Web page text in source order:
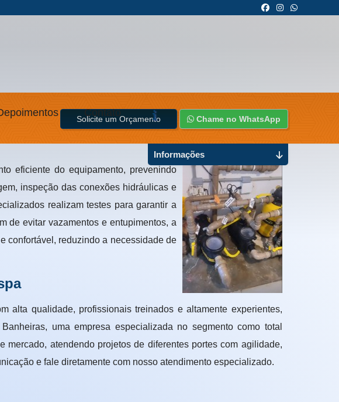
Contato
Solicite um Orçamento Chame no WhatsApp
eficiente do equipamento, prevenindo
inspeção das conexões hidráulicas e
realizam testes para garantir a
de evitar vazamentos e entupimentos, a
confortável, reduzindo a necessidade de
alta qualidade, profissionais treinados e altamente experientes,
uma empresa especializada no segmento como total
atendendo projetos de diferentes portes com agilidade,
e fale diretamente com nosso atendimento especializado.
Informações